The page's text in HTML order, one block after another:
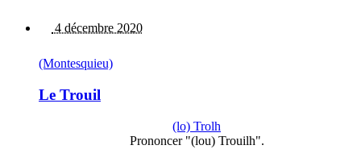
4 décembre 2020
(Montesquieu)
Le Trouil
(lo) Trolh
Prononcer "(lou) Trouilh".